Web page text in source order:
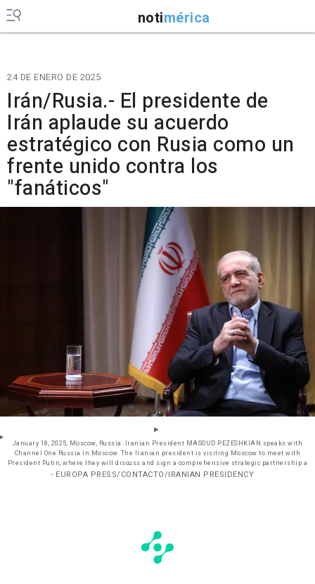
notimérica
24 DE ENERO DE 2025
Irán/Rusia.- El presidente de
Irán aplaude su acuerdo
estratégico con Rusia como un
frente unido contra los
"fanáticos"
January 18, 2025, Moscow, Russia: Iranian President MASOUD PEZESHKIAN speaks with
Channel One Russia in Moscow. The Iranian president is visiting Moscow to meet with
President Putin, where they will discuss and sign a comprehensive strategic partnership a
- EUROPA PRESS/CONTACTO/IRANIAN PRESIDENCY